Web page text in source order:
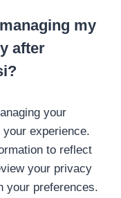
my
after
your
experience.
to reflect
your privacy
your preferences.